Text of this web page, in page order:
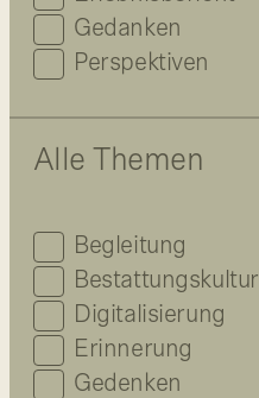
Gedanken
Perspektiven
Alle Themen
Begleitung
Bestattungskultur
Digitalisierung
Erinnerung
Gedenken